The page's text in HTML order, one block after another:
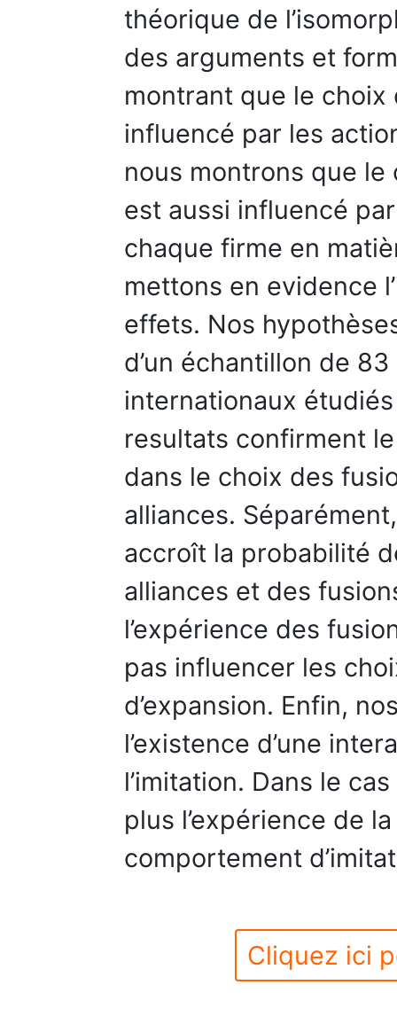
théorique de
des arguments et
montrant que le choix
influencé par les
nous montrons que le
est aussi influencé
chaque firme en
mettons en evidence
effets. Nos
d’un échantillon de
internationaux
resultats confirment
dans le choix des
alliances.
accroît la probabilité
alliances et des
l’expérience des
pas influencer les
d’expansion. Enfin,
l’existence d’une
l’imitation. Dans le
plus l’expérience de
comportement
Cliquez ici